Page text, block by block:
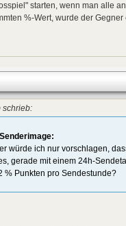
starten, wenn man alle
%-Wert, wurde der
schrieb:
würde ich nur vorschlagen,
gerade mit einem 24h-
% Punkten pro Sendestunde?